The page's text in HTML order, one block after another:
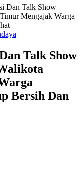
Dan Talk Show
Mengajak Warga
Talk Show
Bersih Dan